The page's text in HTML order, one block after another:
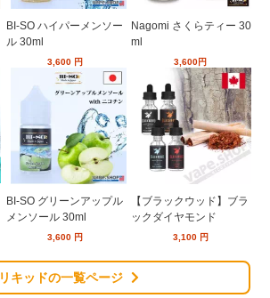
BI-SO ハイパーメンソー
ル 30ml
3,600 円
Nagomi さくらティー 30
ml
3,600円
BI-SO グリーンアップル
メンソール 30ml
3,600 円
【ブラックウッド】ブラ
ックダイヤモンド
3,100 円
リキッドの一覧ページ